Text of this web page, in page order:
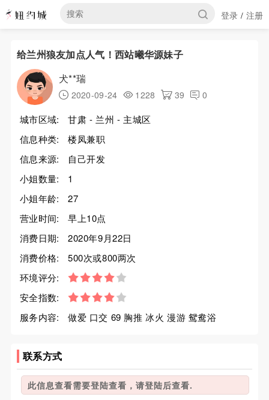
登录 / 注册
给兰州狼友加点人气！西站曦华源妹子
犬**瑞
2020-09-24 1228 39 0
城市区域:
甘肃 - 兰州 - 主城区
信息种类:
楼凤兼职
信息来源:
自己开发
小姐数量:
1
小姐年龄:
27
营业时间:
早上10点
消费日期:
2020年9月22日
消费价格:
500次或800两次
环境评分:
安全指数:
服务内容:
做爱 口交 69 胸推 冰火 漫游 鸳鸯浴
联系方式
此信息查看需要登陆查看，请登陆后查看.